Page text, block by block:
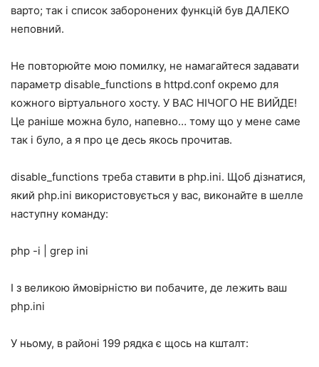
варто; так і список заборонених функцій був ДАЛЕКО
неповний.
Не повторюйте мою помилку, не намагайтеся задавати
параметр disable_functions в httpd.conf окремо для
кожного віртуального хосту. У ВАС НІЧОГО НЕ ВИЙДЕ!
Це раніше можна було, напевно… тому що у мене саме
так і було, а я про це десь якось прочитав.
disable_functions треба ставити в php.ini. Щоб дізнатися,
який php.ini використовується у вас, виконайте в шелле
наступну команду:
php -i | grep ini
І з великою ймовірністю ви побачите, де лежить ваш
php.ini
У ньому, в районі 199 рядка є щось на кшталт: